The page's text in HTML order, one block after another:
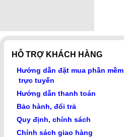
HỖ TRỢ KHÁCH HÀNG
Hướng dẫn đặt mua phần mềm
trực tuyến
Hướng dẫn thanh toán
Bảo hành, đổi trả
Quy định, chính sách
Chính sách giao hàng